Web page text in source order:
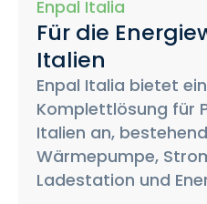
Enpal Italia
Für die
Italien
Enpal Italia bietet
Komplettlösung für
Italien an,
Wärmepumpe,
Ladestation und